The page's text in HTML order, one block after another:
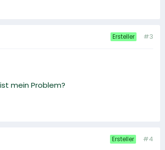
Ersteller #3
mein Problem?
Ersteller #4